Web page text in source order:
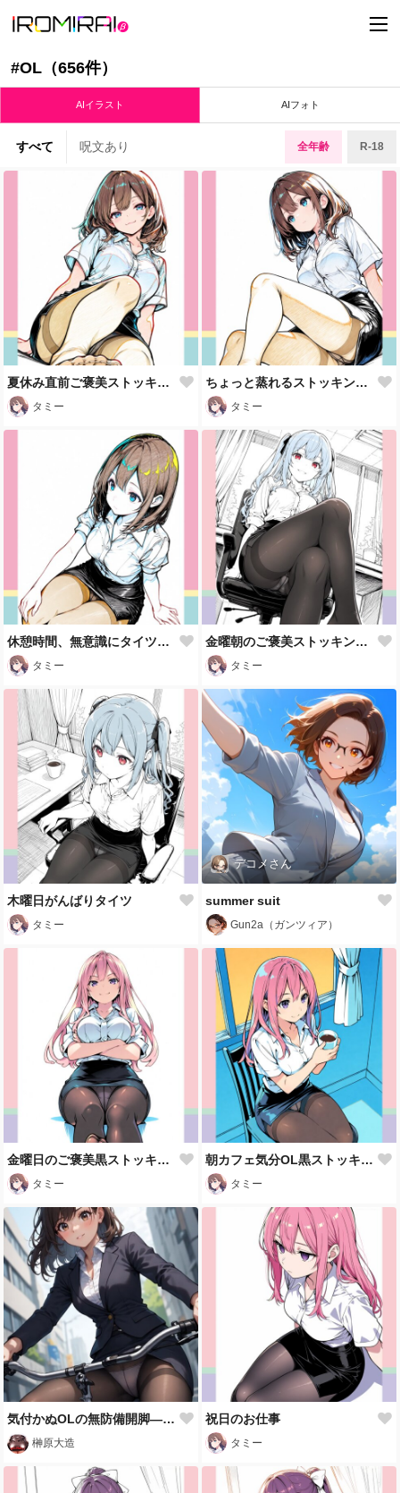
t
o
e
v
i
g
a
#OL（656件）
AIイラスト AIフォト
すべて 呪文あり 全年齢 R-18
夏休み直前ご褒美ストッキング
タミー
ちょっと蒸れるストッキングOL
タミー
休憩時間、無意識にタイツを触る
タミー
金曜朝のご褒美ストッキング🖤
タミー
木曜日がんばりタイツ
タミー
デコメさん
summer suit
Gun2a（ガンツィア）
金曜日のご褒美黒ストッキング🖤
タミー
朝カフェ気分OL黒ストッキング
タミー
気付かぬOLの無防備開脚―黒パンスト越しに輝く純白の奇跡
榊原大造
祝日のお仕事
タミー